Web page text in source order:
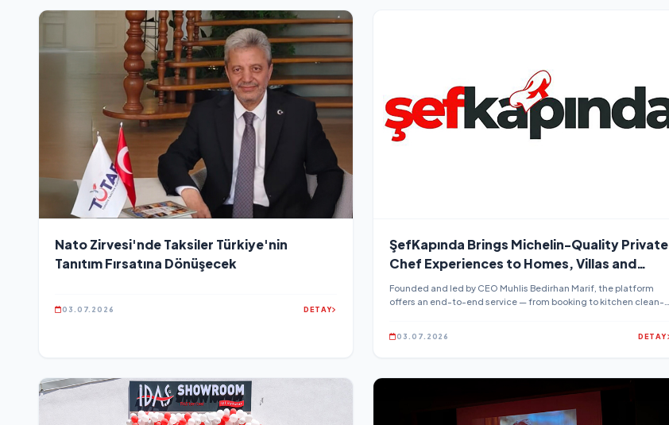
Nato Zirvesi'nde Taksiler Türkiye'nin
Tanıtım Fırsatına Dönüşecek
03.07.2026 DETAY
ŞefKapında Brings Michelin-Quality Private
Chef Experiences to Homes, Villas and
Yachts Across Turkey
Founded and led by CEO Muhlis Bedirhan Marif, the platform
offers an end-to-end service — from booking to kitchen clean-
03.07.2026 DETAY